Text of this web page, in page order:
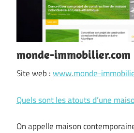
monde-immobilier.com
Site web :www.monde-
Quels sont les atouts d’une
On appelle maison